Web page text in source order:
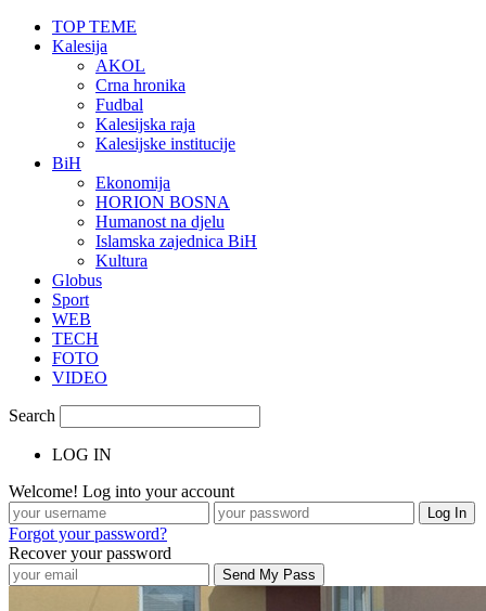
TOP TEME
Kalesija
AKOL
Crna hronika
Fudbal
Kalesijska raja
Kalesijske institucije
BiH
Ekonomija
HORION BOSNA
Humanost na djelu
Islamska zajednica BiH
Kultura
Globus
Sport
WEB
TECH
FOTO
VIDEO
Search
LOG IN
Welcome! Log into your account
Forgot your password?
Recover your password